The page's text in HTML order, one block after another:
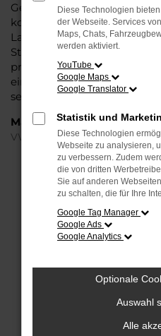
Gebrauchtwagen für
kompletter nicht sein
Langlebigkeit und einen
Steinböhmer kommt hinzu,
preislichen Nachlass freuen
ein Unternehmen mit mehr
setzen.
Marken
VW
FEHLER:
Hier sind ein paar Tipps,
Überprüfe deine
Laden andere
Prüfe deine
Manche
Diese Technologien
der Webseite. Services
Maps, Chats,
werden aktiviert.
YouTube
Google Maps
Google Translator
Statistik und
Diese Technologien
Webseite zu analysieren,
zu verbessern. Zudem
die von dritten
Sie auf anderen
zu schalten, die für Ihre
Google Tag Manager
Google Ads
Google Analytics
Optionale
Auswahl
Alle